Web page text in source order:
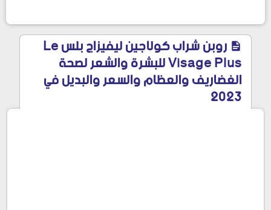
روبن شراب كولاجين ليفيزاج بلس Le
Visage Plus للبشرة والشعر لصحة
الغضاريف والعظام والسعر والبديل في
2023